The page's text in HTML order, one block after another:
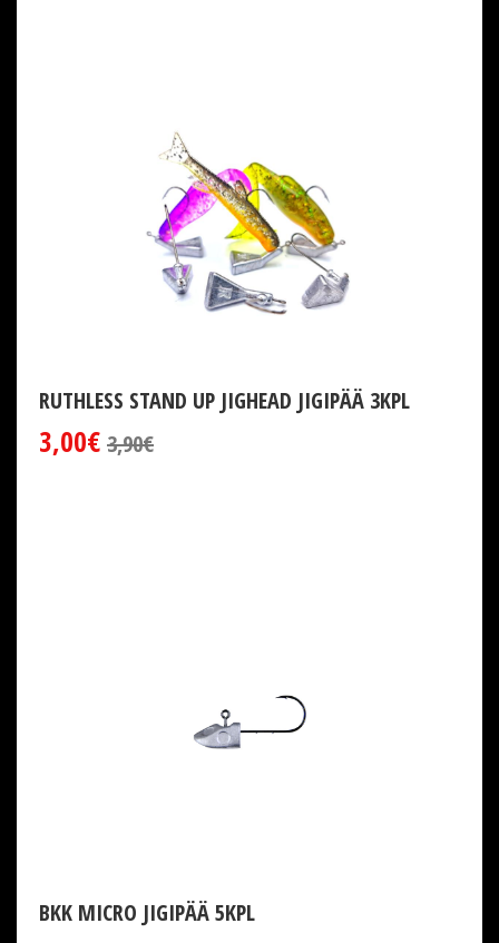
RUTHLESS STAND UP JIGHEAD JIGIPÄÄ 3KPL
3,00€ 3,90€
BKK MICRO JIGIPÄÄ 5KPL